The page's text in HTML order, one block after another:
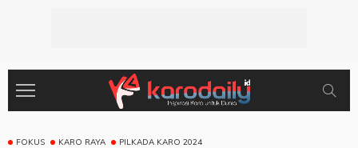
FOKUS KARO RAYA PILKADA KARO 2024